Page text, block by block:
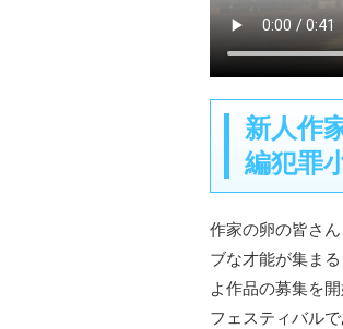
新人作
編犯罪
作家の卵の皆さ
ブな才能が集ま
よ作品の募集を
フェスティバル